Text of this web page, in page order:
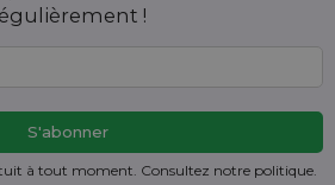
!
à tout moment. Consultez notre politique.